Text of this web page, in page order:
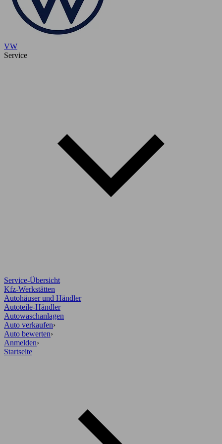
VW
Service
Service-Übersicht
Kfz-Werkstätten
Autohäuser und Händler
Autoteile-Händler
Autowaschanlagen
Auto verkaufen›
Auto bewerten›
Anmelden›
Startseite